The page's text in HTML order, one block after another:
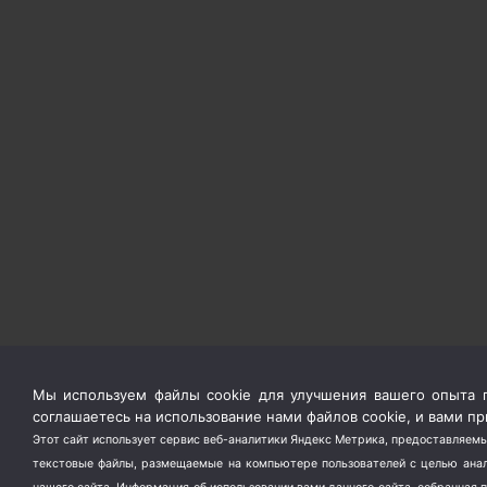
Мы используем файлы cookie для улучшения вашего опыта
соглашаетесь на использование нами файлов cookie, и вами
Этот сайт использует сервис веб-аналитики Яндекс Метрика,
текстовые файлы, размещаемые на компьютере пользователей с целью